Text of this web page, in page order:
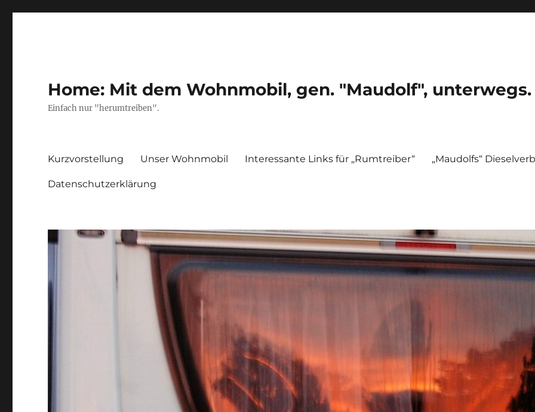
Home: Mit dem Wohnmobil, gen. "Maudolf", unterwegs.
Einfach nur "herumtreiben".
Kurzvorstellung Unser Wohnmobil Interessante Links für „Rumtreiber“ „Maudolfs“
Datenschutzerklärung